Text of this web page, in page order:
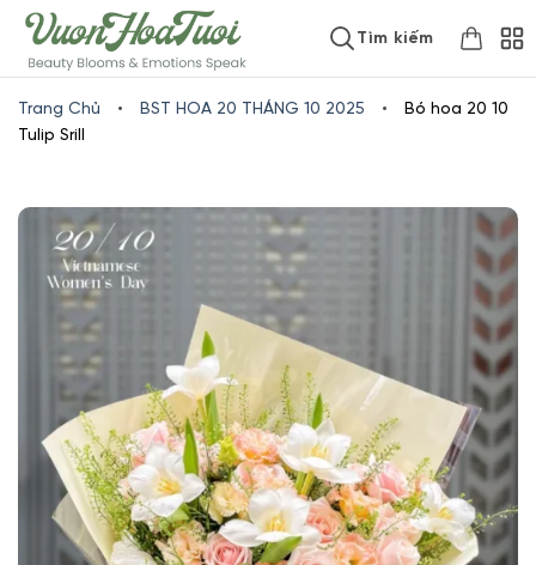
www.vuonhoatuoi.vnSkip
to
content
Tìm kiếm
Trang Chủ • BST HOA 20 THÁNG 10 2025 •
Bó hoa 20 10
Tulip Srill